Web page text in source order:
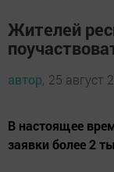
Жителей
автор, 25 август
В настоящее
заявки более 2